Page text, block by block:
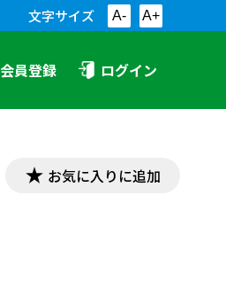
文字サイズ A- A+
会員登録 ログイン
お気に入りに追加